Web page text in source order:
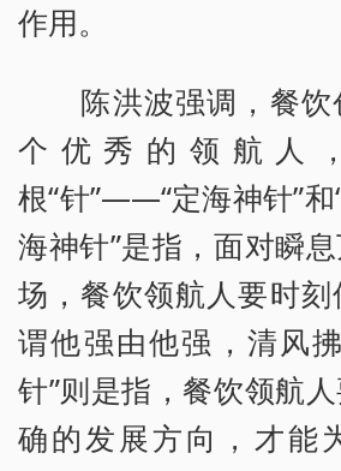
作用。
陈洪波强调，餐饮
个优秀的领航人
根“针”——“定海神针”和
海神针”是指，面对瞬
场，餐饮领航人要时
谓他强由他强，清风
针”则是指，餐饮领航
确的发展方向，才能